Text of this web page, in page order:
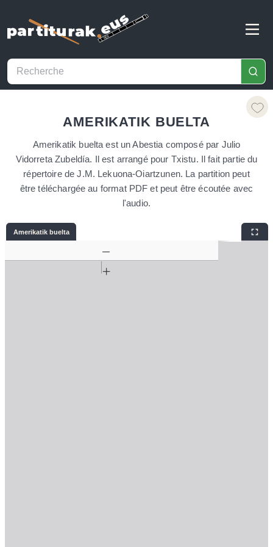
AMERIKATIK BUELTA
Amerikatik buelta est un Abestia composé par Julio
Vidorreta Zubeldía. Il est arrangé pour Txistu. Il fait partie du
répertoire de J.M. Lekuona-Oiartzunen. La partition peut
être téléchargée au format PDF et peut être écoutée avec
l'audio.
Amerikatik buelta